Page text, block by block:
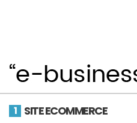
1 SITE ECOMMERCE